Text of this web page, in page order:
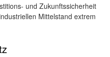
und Zukunftssicherheit
Mittelstand extrem